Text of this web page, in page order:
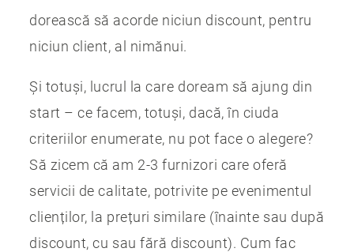
dorească să acorde niciun discount, pentru
niciun client, al nimănui.
Și totuși, lucrul la care doream să ajung din
start – ce facem, totuși, dacă, în ciuda
criteriilor enumerate, nu pot face o alegere?
Să zicem că am 2-3 furnizori care oferă
servicii de calitate, potrivite pe evenimentul
clienților, la prețuri similare (înainte sau după
discount, cu sau fără discount). Cum fac